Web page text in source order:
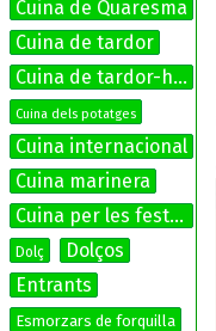
Cuina de Quaresma
Cuina de tardor
Cuina de tardor-hivern
Cuina dels potatges
Cuina internacional
Cuina marinera
Cuina per les festes
Dolç
Dolços
Entrants
Esmorzars de forquilla